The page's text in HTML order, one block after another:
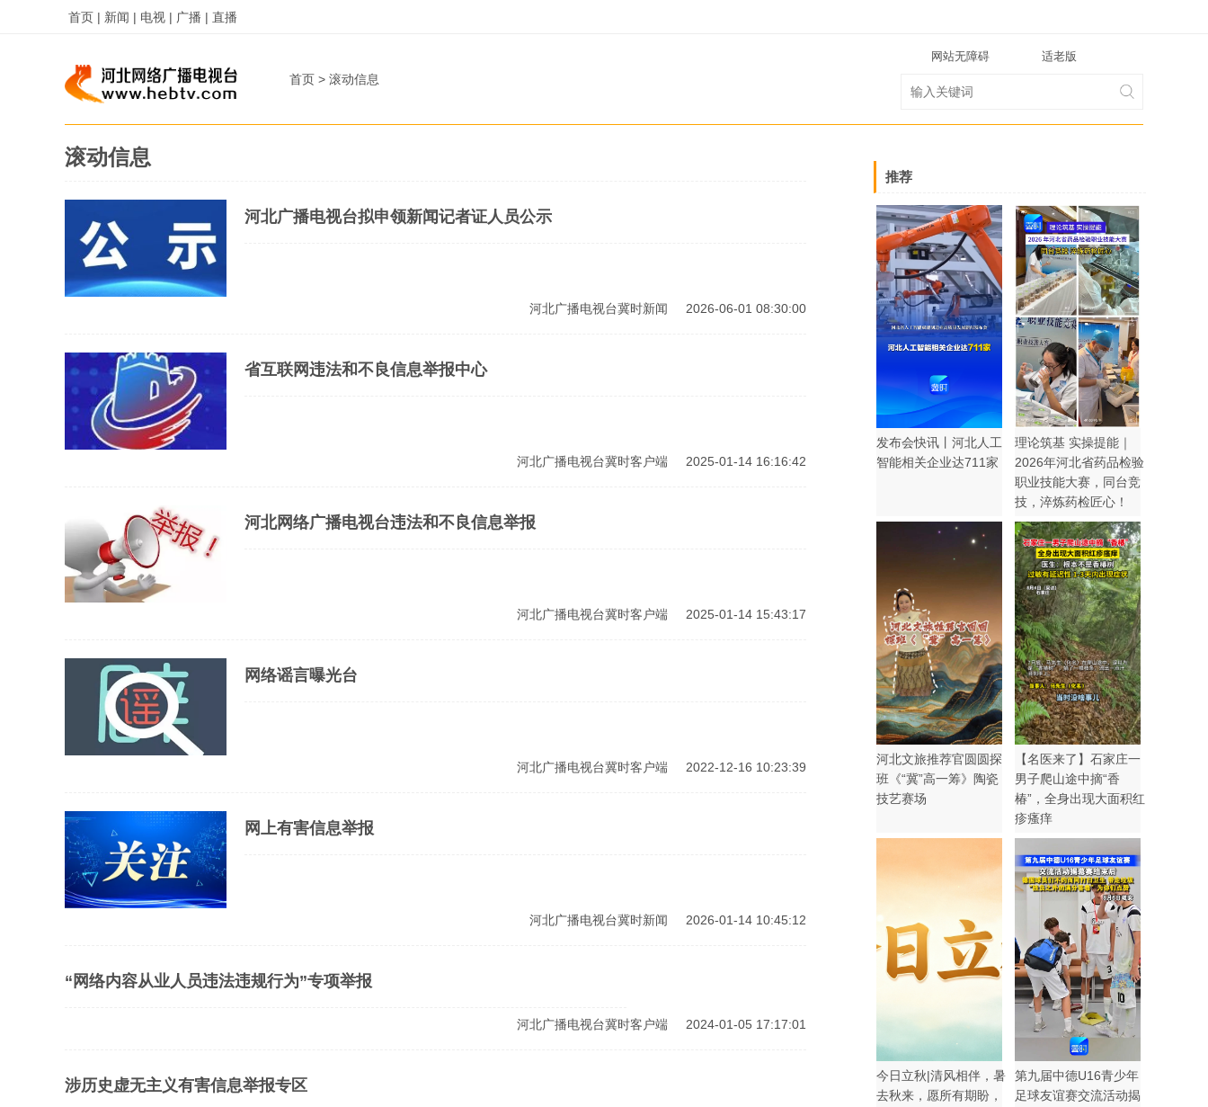
首页 | 新闻 | 电视 | 广播 | 直播
首页 > 滚动信息
网站无障碍 适老版
滚动信息
河北广播电视台拟申领新闻记者证人员公示
河北广播电视台冀时新闻 2026-06-01 08:30:00
省互联网违法和不良信息举报中心
河北广播电视台冀时客户端 2025-01-14 16:16:42
河北网络广播电视台违法和不良信息举报
河北广播电视台冀时客户端 2025-01-14 15:43:17
网络谣言曝光台
河北广播电视台冀时客户端 2022-12-16 10:23:39
网上有害信息举报
河北广播电视台冀时新闻 2026-01-14 10:45:12
“网络内容从业人员违法违规行为”专项举报
河北广播电视台冀时客户端 2024-01-05 17:17:01
涉历史虚无主义有害信息举报专区
推荐
发布会快讯丨河北人工
智能相关企业达711家
理论筑基 实操提能｜
2026年河北省药品检验
职业技能大赛，同台竞
技，淬炼药检匠心！
河北文旅推荐官圆圆探
班《“冀”高一筹》陶瓷
技艺赛场
【名医来了】石家庄一
男子爬山途中摘“香
椿”，全身出现大面积红
疹瘙痒
今日立秋|清风相伴，暑
去秋来，愿所有期盼，
第九届中德U16青少年
足球友谊赛交流活动揭